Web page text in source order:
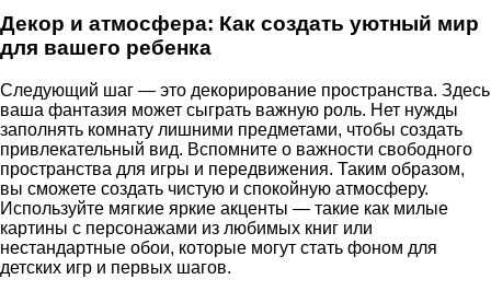
Декор и атмосфера: Как создать уютный мир
для вашего ребенка
Следующий шаг — это декорирование пространства. Здесь
ваша фантазия может сыграть важную роль. Нет нужды
заполнять комнату лишними предметами, чтобы создать
привлекательный вид. Вспомните о важности свободного
пространства для игры и передвижения. Таким образом,
вы сможете создать чистую и спокойную атмосферу.
Используйте мягкие яркие акценты — такие как милые
картины с персонажами из любимых книг или
нестандартные обои, которые могут стать фоном для
детских игр и первых шагов.